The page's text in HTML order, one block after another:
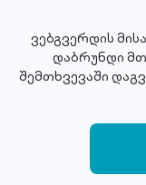
ვებგვერდის
დაბრუნდი
შემთხვევაში